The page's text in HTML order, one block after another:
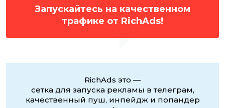
Запускайтесь на качественном
трафике от RichAds!
RichAds это —
сетка для запуска рекламы в телеграм,
качественный пуш, инпейдж и попандер